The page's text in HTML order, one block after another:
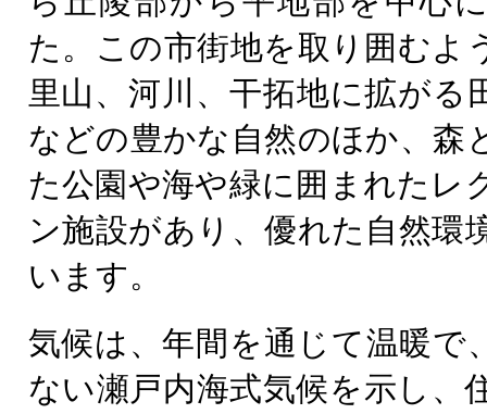
た。この市街地を取り囲むよ
里山、河川、干拓地に拡がる
などの豊かな自然のほか、森
た公園や海や緑に囲まれたレ
ン施設があり、優れた自然環
います。
気候は、年間を通じて温暖で
ない瀬戸内海式気候を示し、